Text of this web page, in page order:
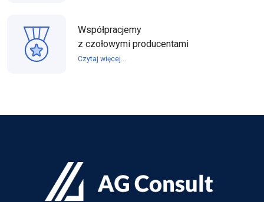
Współpracjemy
z czołowymi producentami
Czytaj więcej...